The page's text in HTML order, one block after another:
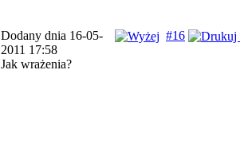
#16
Dodany dnia 16-05-
2011 17:58
Jak wrażenia?